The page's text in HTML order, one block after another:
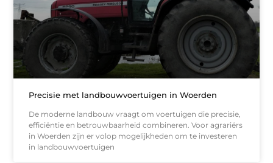
Precisie met landbouwvoertuigen in Woerden
De moderne landbouw vraagt om voertuigen die precisie,
efficiëntie en betrouwbaarheid combineren. Voor agrariërs
in Woerden zijn er volop mogelijkheden om te investeren
in landbouwvoertuigen